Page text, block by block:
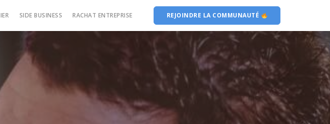
SIDE BUSINESS RACHAT ENTREPRISE REJOINDRE LA COMMUNAUTÉ